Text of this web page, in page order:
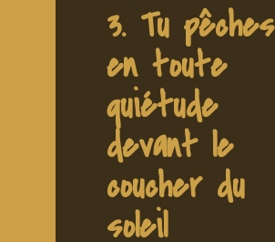
3. Tu pêches
en toute
quiétude
devant le
coucher du
soleil